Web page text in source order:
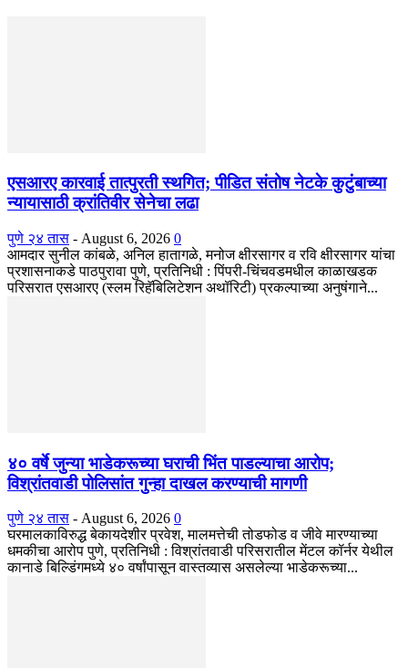
एसआरए कारवाई तात्पुरती स्थगित; पीडित संतोष नेटके कुटुंबाच्या
न्यायासाठी क्रांतिवीर सेनेचा लढा
पुणे २४ तास - August 6, 2026 0
आमदार सुनील कांबळे, अनिल हातागळे, मनोज क्षीरसागर व रवि क्षीरसागर यांचा
प्रशासनाकडे पाठपुरावा पुणे, प्रतिनिधी : पिंपरी-चिंचवडमधील काळाखडक
परिसरात एसआरए (स्लम रिहॅबिलिटेशन अथॉरिटी) प्रकल्पाच्या अनुषंगाने...
४० वर्षे जुन्या भाडेकरूच्या घराची भिंत पाडल्याचा आरोप;
विश्रांतवाडी पोलिसांत गुन्हा दाखल करण्याची मागणी
पुणे २४ तास - August 6, 2026 0
घरमालकाविरुद्ध बेकायदेशीर प्रवेश, मालमत्तेची तोडफोड व जीवे मारण्याच्या
धमकीचा आरोप पुणे, प्रतिनिधी : विश्रांतवाडी परिसरातील मेंटल कॉर्नर येथील
कानाडे बिल्डिंगमध्ये ४० वर्षांपासून वास्तव्यास असलेल्या भाडेकरूच्या...